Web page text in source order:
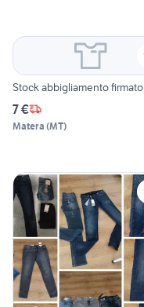
Stock abbigliamento firmato
7 €
Matera (MT)